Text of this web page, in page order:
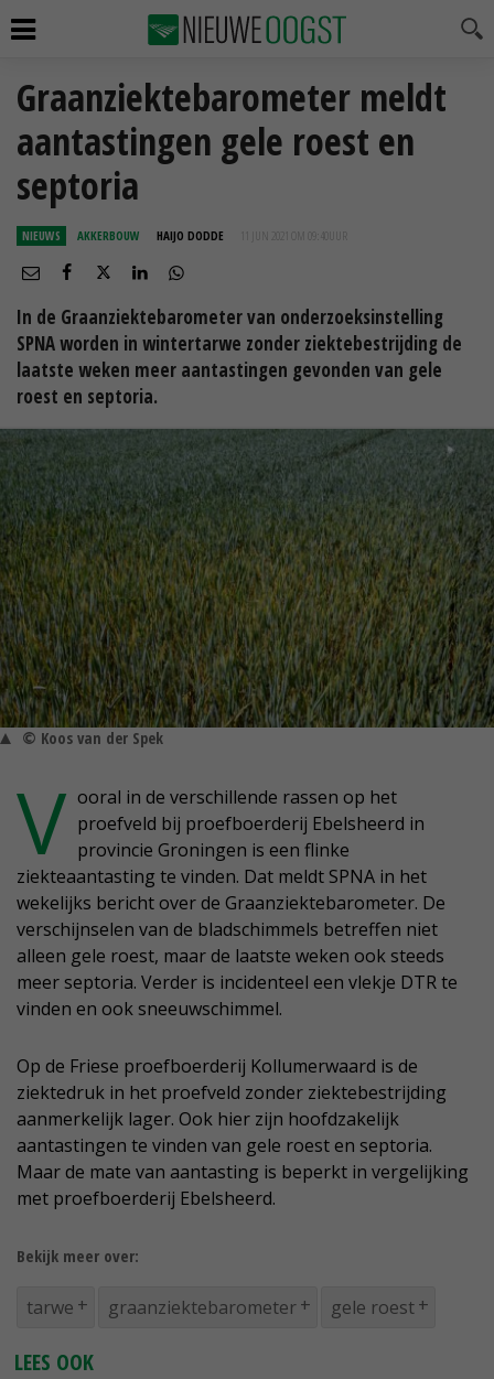
Graanziektebarometer meldt
aantastingen gele roest en
septoria
NIEUWS AKKERBOUW HAIJO DODDE 11 JUN 2021 OM 09:40
In de Graanziektebarometer van onderzoeksinstelling
SPNA worden in wintertarwe zonder ziektebestrijding de
laatste weken meer aantastingen gevonden van gele
roest en septoria.
© Koos van der Spek
V ooral in de verschillende rassen op het
proefveld bij proefboerderij Ebelsheerd in
provincie Groningen is een flinke
ziekteaantasting te vinden. Dat meldt SPNA in het
wekelijks bericht over de Graanziektebarometer. De
verschijnselen van de bladschimmels betreffen niet
alleen gele roest, maar de laatste weken ook steeds
meer septoria. Verder is incidenteel een vlekje DTR te
vinden en ook sneeuwschimmel.
Op de Friese proefboerderij Kollumerwaard is de
ziektedruk in het proefveld zonder ziektebestrijding
aanmerkelijk lager. Ook hier zijn hoofdzakelijk
aantastingen te vinden van gele roest en septoria.
Maar de mate van aantasting is beperkt in vergelijking
met proefboerderij Ebelsheerd.
Bekijk meer over:
tarwe graanziektebarometer gele roest
LEES OOK